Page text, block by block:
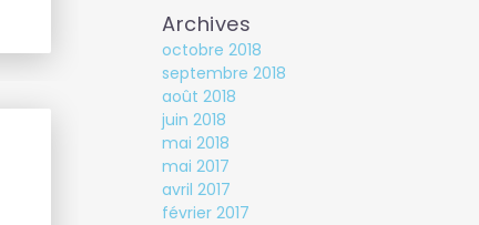
Archives
octobre 2018
septembre 2018
août 2018
juin 2018
mai 2018
mai 2017
avril 2017
février 2017